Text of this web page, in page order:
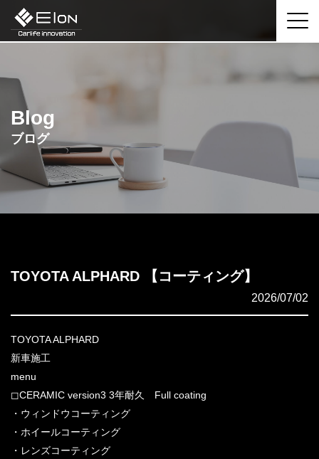
Blog
ブログ
TOYOTA ALPHARD 【コーティング】
2026/07/02
TOYOTA ALPHARD
新車施工
menu
◻︎CERAMIC version3 3年耐久 Full coating
・ウィンドウコーティング
・ホイールコーティング
・レンズコーティング